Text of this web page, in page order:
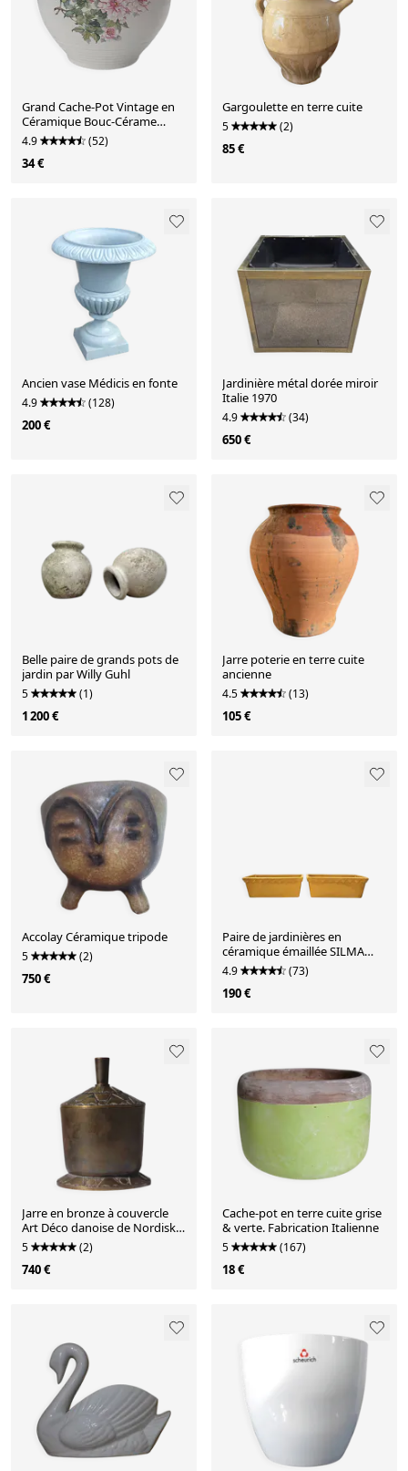
Grand Cache-Pot Vintage en
Céramique Bouc-Cérame
France – Décor Pivoines
4.9 (52)
34 €
Gargoulette en terre cuite
5 (2)
85 €
Ancien vase Médicis en fonte
4.9 (128)
200 €
Jardinière métal dorée miroir
Italie 1970
4.9 (34)
650 €
Belle paire de grands pots de
jardin par Willy Guhl
5 (1)
1 200 €
Jarre poterie en terre cuite
ancienne
4.5 (13)
105 €
Accolay Céramique tripode
5 (2)
750 €
Paire de jardinières en
céramique émaillée SILMA
Italie - Années 70
4.9 (73)
190 €
Jarre en bronze à couvercle
Art Déco danoise de Nordisk
Malm, années 1930
5 (2)
740 €
Cache-pot en terre cuite grise
& verte. Fabrication Italienne
5 (167)
18 €